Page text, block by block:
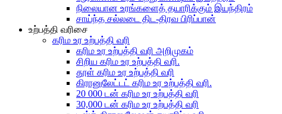
நிலையான உரங்களைத் தயாரிக்கும் இயந்திரம்
சாய்ந்த சல்லடை திட-திரவ பிரிப்பான்
உற்பத்தி வரிசை
கரிம உர உற்பத்தி வரி
கரிம உர உற்பத்தி வரி அறிமுகம்
சிறிய கரிம உர உற்பத்தி வரி.
தூள் கரிம உர உற்பத்தி வரி
கிரானுலேட்டட் கரிம உர உற்பத்தி வரி.
20 000 டன் கரிம உர உற்பத்தி வரி
30,000 டன் கரிம உர உற்பத்தி வரி